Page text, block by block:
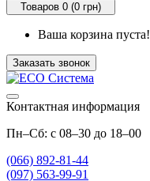
Товаров 0 (0 грн)
Ваша корзина пуста!
Заказать звонок
Контактная информация
Пн–Сб: с 08–30 до 18–00
(066) 892-81-44
(097) 563-99-91